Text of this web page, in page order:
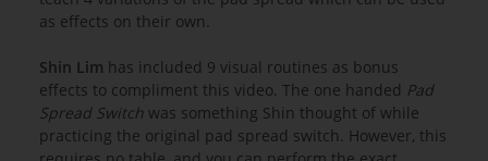
as effects on their own.
Shin Lim has included 9 visual routines as bonus
effects to compliment this video. The one handed Pad
Spread Switch was something Shin thought of while
practicing the original pad spread switch. However, this